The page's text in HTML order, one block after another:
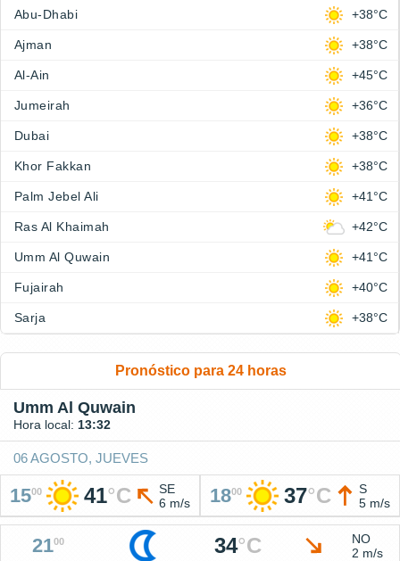
Abu-Dhabi +38°C
Ajman +38°C
Al-Ain +45°C
Jumeirah +36°C
Dubai +38°C
Khor Fakkan +38°C
Palm Jebel Ali +41°C
Ras Al Khaimah +42°C
Umm Al Quwain +41°C
Fujairah +40°C
Sarja +38°C
Pronóstico para 24 horas
Umm Al Quwain
Hora local: 13:32
06 AGOSTO, JUEVES
1500 41°C
SE
6 m/s
1800 37°C
S
5 m/s
2100 34°C
NO
2 m/s